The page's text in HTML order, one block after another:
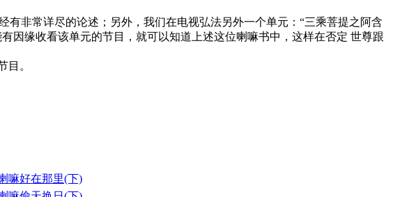
非常详尽的论述；另外，我们在电视弘法另外一个单元：“三乘菩提之阿含
缘收看该单元的节目，就可以知道上述这位喇嘛书中，这样在否定 世尊跟
。
嘛好在那里(下)